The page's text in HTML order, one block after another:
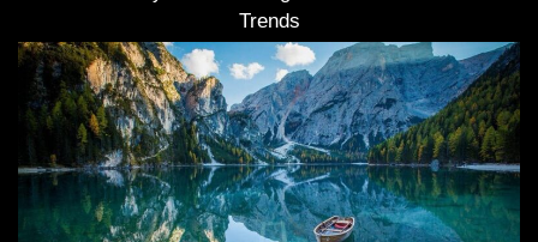
Trends